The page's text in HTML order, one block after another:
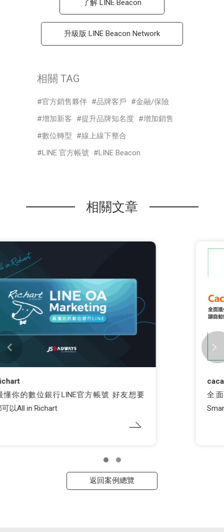
了解 LINE Beacon
升級版 LINE Beacon Network
相關 TAG
官方銷售夥伴 品牌客戶
金融/保險
增加新客
提升品牌知名度
增加銷售
數位轉型
線上線下整合
LINE 官方帳號
LINE Beacon
相關文章
全面進化 LINE 官方帳號經營效率！cacaFly
SmartPay 讓自動對帳與管理更簡單
返回案例總覽